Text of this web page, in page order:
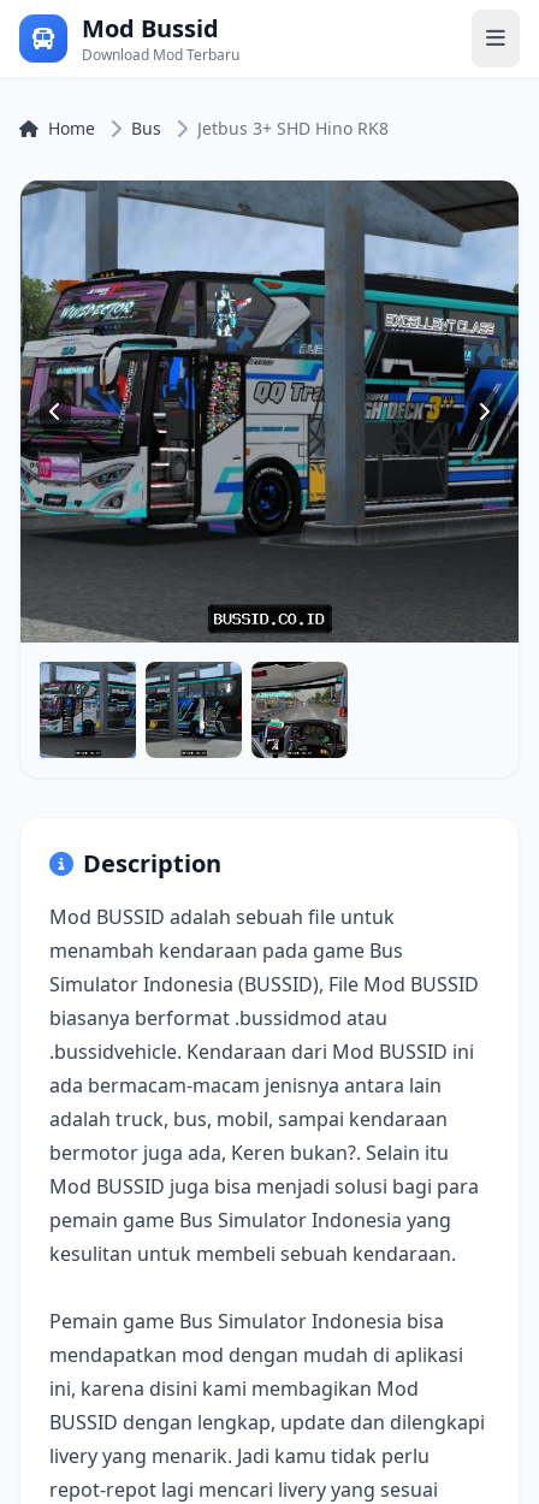
Mod Bussid
Download Mod Terbaru
Home Bus Jetbus 3+ SHD Hino RK8
Description
Mod BUSSID adalah sebuah file untuk
menambah kendaraan pada game Bus
Simulator Indonesia (BUSSID), File Mod BUSSID
biasanya berformat .bussidmod atau
.bussidvehicle. Kendaraan dari Mod BUSSID ini
ada bermacam-macam jenisnya antara lain
adalah truck, bus, mobil, sampai kendaraan
bermotor juga ada, Keren bukan?. Selain itu
Mod BUSSID juga bisa menjadi solusi bagi para
pemain game Bus Simulator Indonesia yang
kesulitan untuk membeli sebuah kendaraan.
Pemain game Bus Simulator Indonesia bisa
mendapatkan mod dengan mudah di aplikasi
ini, karena disini kami membagikan Mod
BUSSID dengan lengkap, update dan dilengkapi
livery yang menarik. Jadi kamu tidak perlu
repot-repot lagi mencari livery yang sesuai